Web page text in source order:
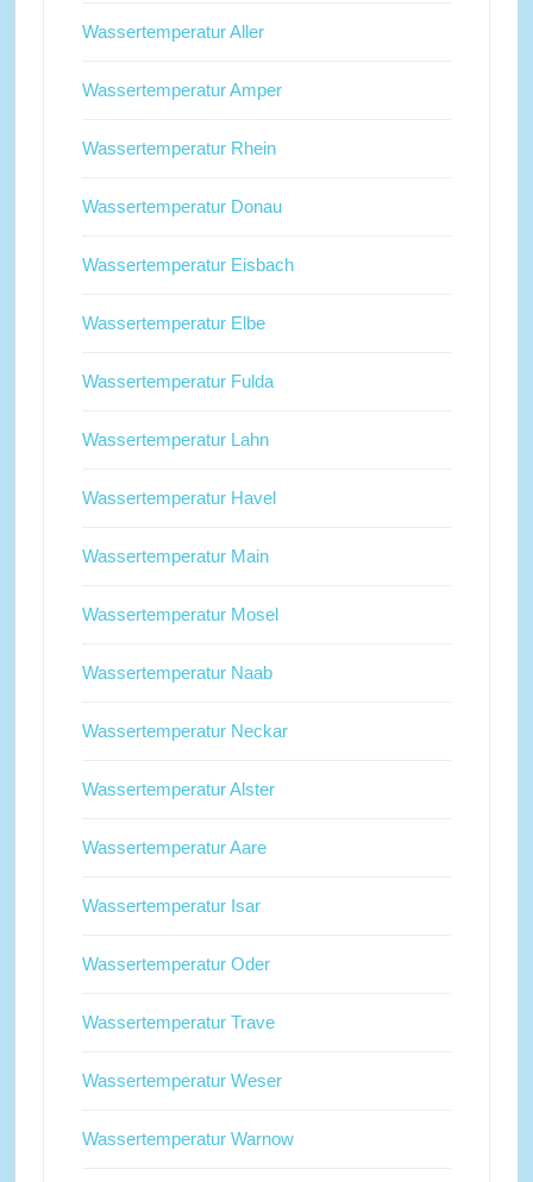
Wassertemperatur Aller
Wassertemperatur Amper
Wassertemperatur Rhein
Wassertemperatur Donau
Wassertemperatur Eisbach
Wassertemperatur Elbe
Wassertemperatur Fulda
Wassertemperatur Lahn
Wassertemperatur Havel
Wassertemperatur Main
Wassertemperatur Mosel
Wassertemperatur Naab
Wassertemperatur Neckar
Wassertemperatur Alster
Wassertemperatur Aare
Wassertemperatur Isar
Wassertemperatur Oder
Wassertemperatur Trave
Wassertemperatur Weser
Wassertemperatur Warnow